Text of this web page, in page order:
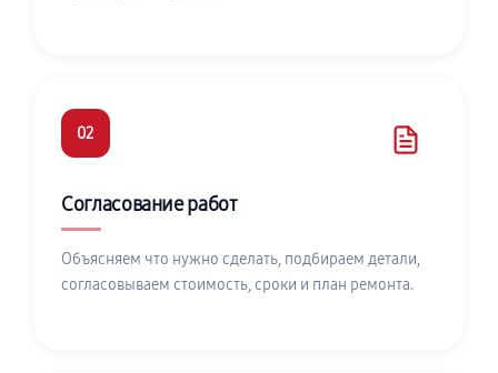
02
Согласование работ
Объясняем что нужно сделать, подбираем детали,
согласовываем стоимость, сроки и план ремонта.